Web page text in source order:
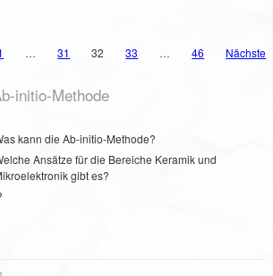
… 31 32 33 … 46 Nächste
initio-Methode
kann die Ab-initio-Methode?
Ansätze für die Bereiche Keramik und
gibt es?